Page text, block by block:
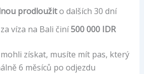
prodloužito dalších 30 dní
víza na Bali činí500 000 IDR
získat, musíte mít pas, který
6 měsíců po odjezdu